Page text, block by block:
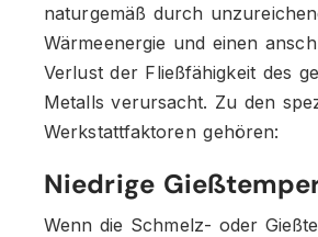
naturgemäß durch
Wärmeenergie und einen
Verlust der Fließfähigkeit des
Metalls verursacht. Zu den
Werkstattfaktoren gehören:
Niedrige
Wenn die Schmelz- oder